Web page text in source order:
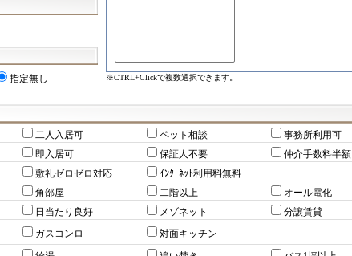
指定無し ※CTRL+Clickで複数選択できます。
二人入居可 ペット相談
事務所利用可
即入居可 保証人不要
仲介手数料半額
敷礼ゼロゼロ対応 ｲﾝﾀｰﾈｯﾄ利用料無料
角部屋 二階以上
オール電化
日当たり良好 メゾネット 分譲賃貸
ガスコンロ 対面キッチン